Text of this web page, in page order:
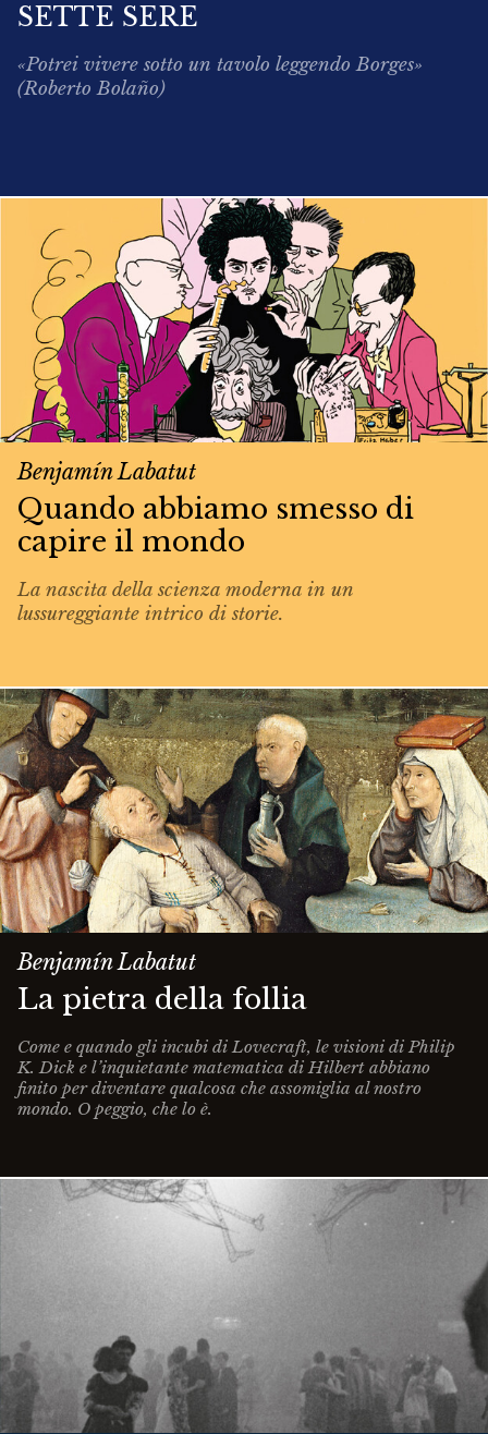
SETTE SERE
«Potrei vivere sotto un tavolo leggendo Borges»
(Roberto Bolaño)
Benjamín Labatut
Quando abbiamo smesso di
capire il mondo
La nascita della scienza moderna in un
lussureggiante intrico di storie.
Benjamín Labatut
La pietra della follia
Come e quando gli incubi di Lovecraft, le visioni di Philip
K. Dick e l’inquietante matematica di Hilbert abbiano
finito per diventare qualcosa che assomiglia al nostro
mondo. O peggio, che lo è.